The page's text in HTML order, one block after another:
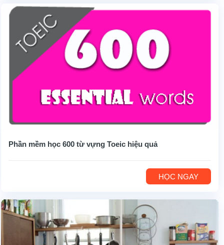
Phần mềm học 600 từ vựng Toeic hiệu quả
HỌC NGAY